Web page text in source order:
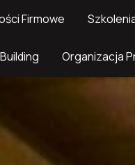
Firmowe
Organizacja